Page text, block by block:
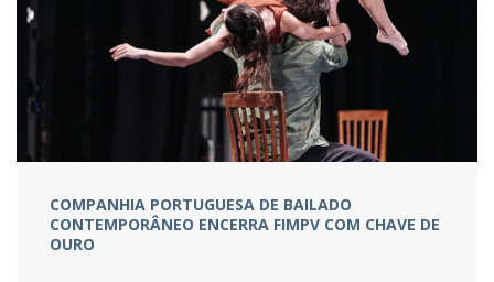
COMPANHIA PORTUGUESA DE BAILADO
CONTEMPORÂNEO ENCERRA FIMPV COM CHAVE DE
OURO